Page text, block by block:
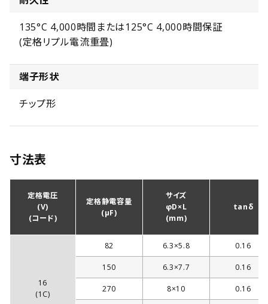
135°C 4,000時間または125°C 4,000時間保証
(定格リプル電流重畳)
端子形状
チップ形
寸法表
定格電圧
(V)
(コード)
定格静電容量
(µF)
サイズ
φD×L
(mm)
tanδ
16
(1C)
82 6.3×5.8 0.16
150 6.3×7.7 0.16
270 8×10 0.16